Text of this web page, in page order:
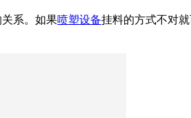
系。如果喷塑设备挂料的方式不对